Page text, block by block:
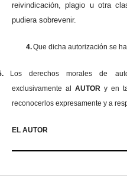
reivindicación, plagio u otra
pudiera sobrevenir.
4.Que dicha autorización se
Los derechos morales de
exclusivamente al AUTOR y en
reconocerlos expresamente y a
EL AUTOR